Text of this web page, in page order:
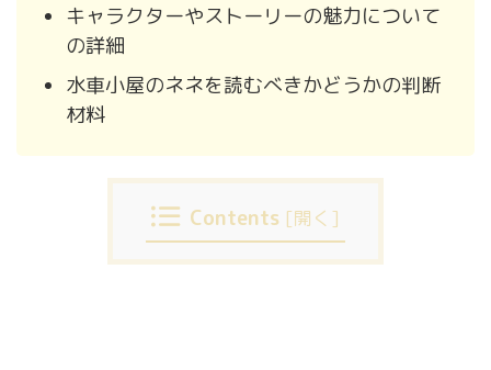
キャラクターやストーリーの魅力について
の詳細
水車小屋のネネを読むべきかどうかの判断
材料
Contents [開く ]